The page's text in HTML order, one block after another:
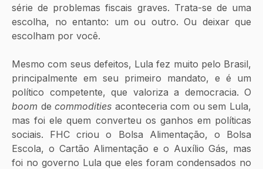
série de problemas fiscais graves. Trata-se de uma
escolha, no entanto: um ou outro. Ou deixar que
escolham por você.
Mesmo com seus defeitos, Lula fez muito pelo Brasil,
principalmente em seu primeiro mandato, e é um
boom de commodities aconteceria com ou sem Lula,
mas foi ele quem converteu os ganhos em políticas
sociais. FHC criou o Bolsa Alimentação, o Bolsa
Escola, o Cartão Alimentação e o Auxílio Gás, mas
foi no governo Lula que eles foram condensados no